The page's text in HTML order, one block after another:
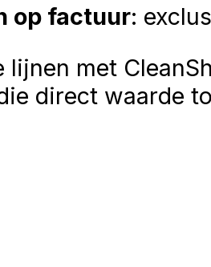
op factuur:
lijnen met
direct waarde